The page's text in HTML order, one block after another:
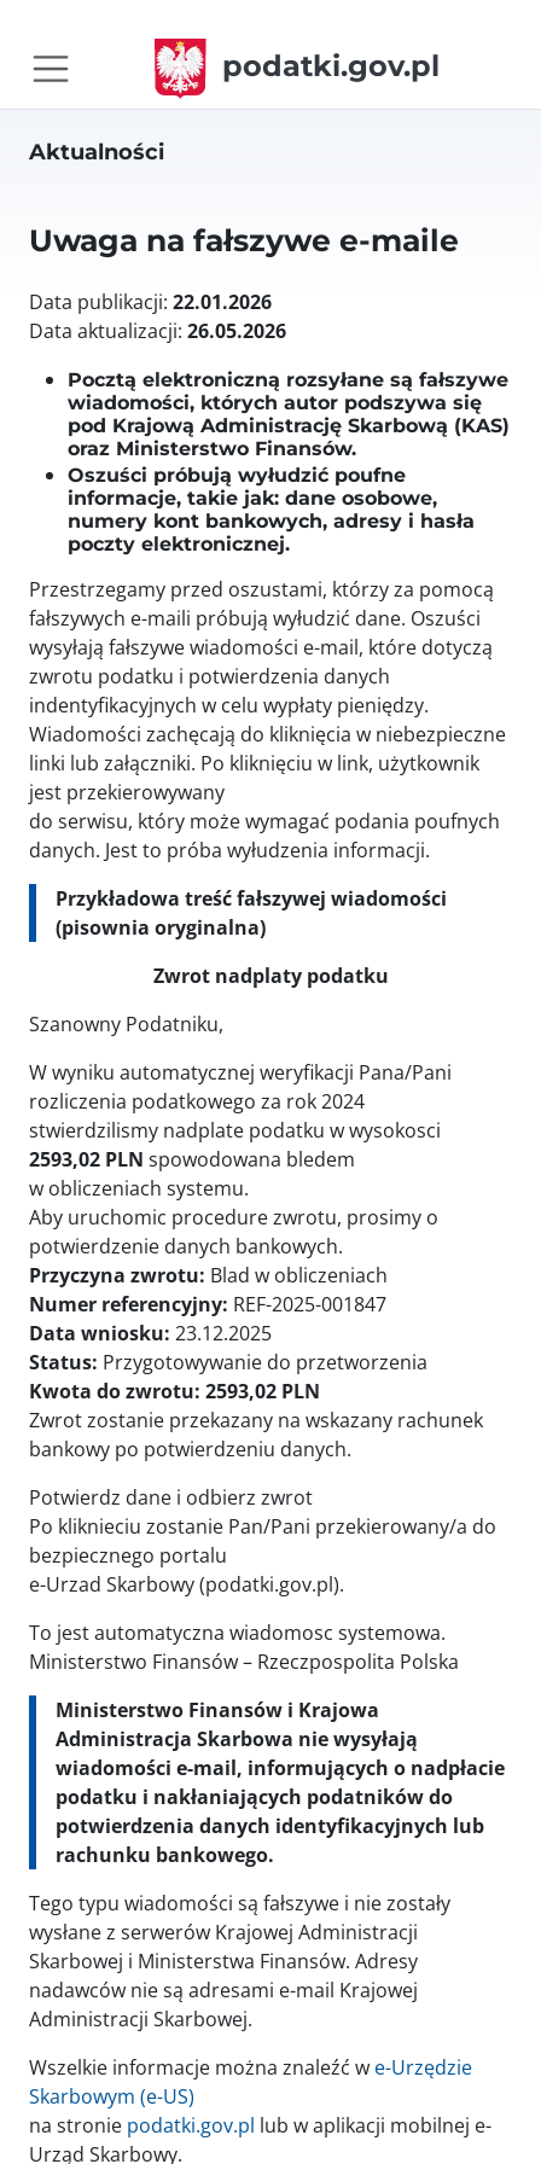
podatki.gov.pl
Aktualności
Uwaga na fałszywe e-maile
Data publikacji: 22.01.2026
Data aktualizacji: 26.05.2026
Pocztą elektroniczną rozsyłane są fałszywe
wiadomości, których autor podszywa się
pod Krajową Administrację Skarbową (KAS)
oraz Ministerstwo Finansów.
Oszuści próbują wyłudzić poufne
informacje, takie jak: dane osobowe,
numery kont bankowych, adresy i hasła
poczty elektronicznej.
Przestrzegamy przed oszustami, którzy za pomocą
fałszywych e-maili próbują wyłudzić dane. Oszuści
wysyłają fałszywe wiadomości e-mail, które dotyczą
zwrotu podatku i potwierdzenia danych
indentyfikacyjnych w celu wypłaty pieniędzy.
Wiadomości zachęcają do kliknięcia w niebezpieczne
linki lub załączniki. Po kliknięciu w link, użytkownik
jest przekierowywany
do serwisu, który może wymagać podania poufnych
danych. Jest to próba wyłudzenia informacji.
Przykładowa treść fałszywej wiadomości
(pisownia oryginalna)
Zwrot nadplaty podatku
Szanowny Podatniku,
W wyniku automatycznej weryfikacji Pana/Pani
rozliczenia podatkowego za rok 2024
stwierdzilismy nadplate podatku w wysokosci
2593,02 PLN spowodowana bledem
w obliczeniach systemu.
Aby uruchomic procedure zwrotu, prosimy o
potwierdzenie danych bankowych.
Przyczyna zwrotu: Blad w obliczeniach
Numer referencyjny: REF-2025-001847
Data wniosku: 23.12.2025
Status: Przygotowywanie do przetworzenia
Kwota do zwrotu: 2593,02 PLN
Zwrot zostanie przekazany na wskazany rachunek
bankowy po potwierdzeniu danych.
Potwierdz dane i odbierz zwrot
Po kliknieciu zostanie Pan/Pani przekierowany/a do
bezpiecznego portalu
e-Urzad Skarbowy (podatki.gov.pl).
To jest automatyczna wiadomosc systemowa.
Ministerstwo Finansów – Rzeczpospolita Polska
Ministerstwo Finansów i Krajowa
Administracja Skarbowa nie wysyłają
wiadomości e-mail, informujących o nadpłacie
podatku i nakłaniających podatników do
potwierdzenia danych identyfikacyjnych lub
rachunku bankowego.
Tego typu wiadomości są fałszywe i nie zostały
wysłane z serwerów Krajowej Administracji
Skarbowej i Ministerstwa Finansów. Adresy
nadawców nie są adresami e-mail Krajowej
Administracji Skarbowej.
Wszelkie informacje można znaleźć w e-Urzędzie
Skarbowym (e-US)
na stronie podatki.gov.pl lub w aplikacji mobilnej e-
Urząd Skarbowy.